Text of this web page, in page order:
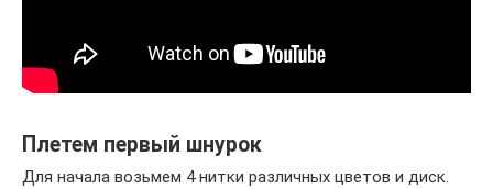
Плетем первый шнурок
Для начала возьмем 4 нитки различных цветов и диск.